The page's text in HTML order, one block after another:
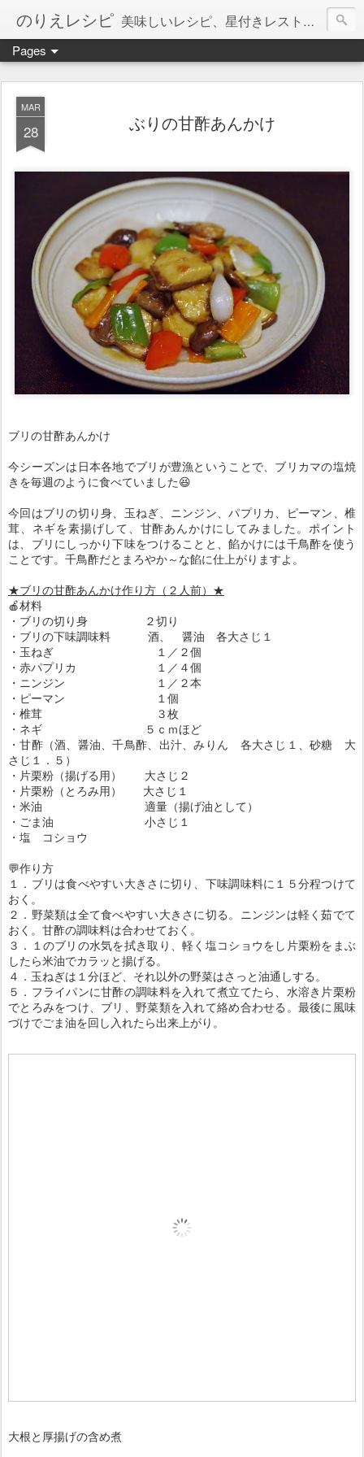
のりえレシピ 美味しいレシピ、星付きレストラン、絶品お取り寄せを紹介しています。
Pages
MAR
28 ぶりの甘酢あんかけ
ブリの甘酢あんかけ
今シーズンは日本各地でブリが豊漁ということで、ブリカマの塩焼
きを毎週のように食べていました😆
今回はブリの切り身、玉ねぎ、ニンジン、パプリカ、ピーマン、椎
茸、ネギを素揚げして、甘酢あんかけにしてみました。ポイント
は、ブリにしっかり下味をつけることと、餡かけには千鳥酢を使う
ことです。千鳥酢だとまろやか～な餡に仕上がりますよ。
★ブリの甘酢あんかけ作り方（２人前）★
🍎材料
・ブリの切り身 ２切り
・ブリの下味調味料 酒、 醤油 各大さじ１
・玉ねぎ １／２個
・赤パプリカ １／４個
・ニンジン １／２本
・ピーマン １個
・椎茸 ３枚
・ネギ ５ｃｍほど
・甘酢（酒、醤油、千鳥酢、出汁、みりん 各大さじ１、砂糖 大
さじ１．５）
・片栗粉（揚げる用） 大さじ２
・片栗粉（とろみ用） 大さじ１
・米油 適量（揚げ油として）
・ごま油 小さじ１
・塩 コショウ
💬作り方
１．ブリは食べやすい大きさに切り、下味調味料に１５分程つけて
おく。
２．野菜類は全て食べやすい大きさに切る。ニンジンは軽く茹でて
おく。甘酢の調味料は合わせておく。
３．１のブリの水気を拭き取り、軽く塩コショウをし片栗粉をまぶ
したら米油でカラッと揚げる。
４．玉ねぎは１分ほど、それ以外の野菜はさっと油通しする。
５．フライパンに甘酢の調味料を入れて煮立てたら、水溶き片栗粉
でとろみをつけ、ブリ、野菜類を入れて絡め合わせる。最後に風味
づけでごま油を回し入れたら出来上がり。
大根と厚揚げの含め煮